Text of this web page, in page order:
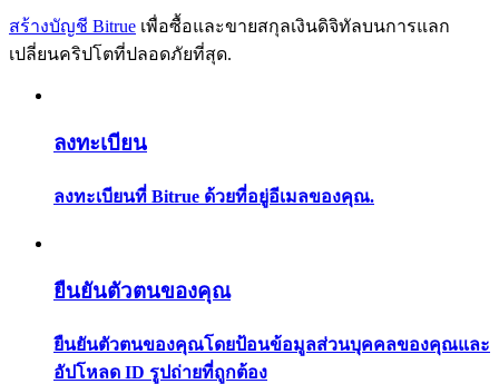
แนะนำ
เรียนรู้วิธีการรักษาผลกำไร
สร้างบัญชี Bitrue เพื่อซื้อและขายสกุลเงินดิจิทัลบนการแลก
เปลี่ยนคริปโตที่ปลอดภัยที่สุด.
ลงทะเบียน
ลงทะเบียนที่ Bitrue ด้วยที่อยู่อีเมลของคุณ.
ยืนยันตัวตนของคุณ
ยืนยันตัวตนของคุณโดยป้อนข้อมูลส่วนบุคคลของคุณและ
อัปโหลด ID รูปถ่ายที่ถูกต้อง